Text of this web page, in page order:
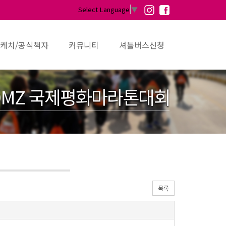
Select Language ▼
치/공식책자 커뮤니티 셔틀버스신청
국제평화마라톤대회
목록